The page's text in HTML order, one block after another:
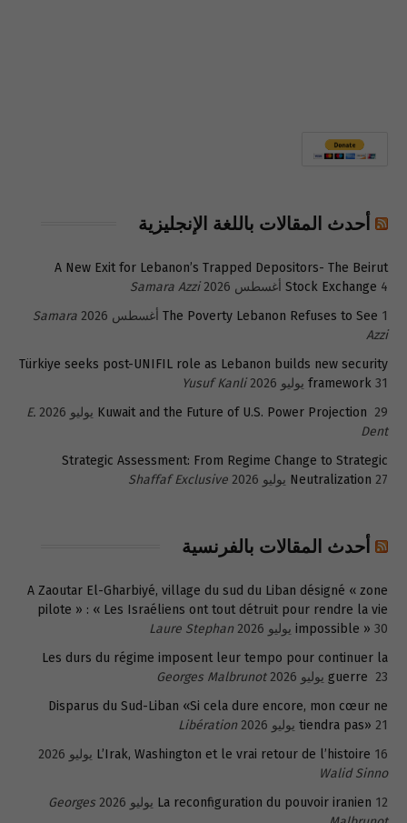
أحدث المقالات باللغة الإنجليزية
A New Exit for Lebanon’s Trapped Depositors- The Beirut
Stock Exchange 4 أغسطس 2026
Samara Azzi
The Poverty Lebanon Refuses to See 1 أغسطس 2026
Samara
Azzi
Türkiye seeks post-UNIFIL role as Lebanon builds new security
framework 31 يوليو 2026
Yusuf Kanli
Kuwait and the Future of U.S. Power Projection 29 يوليو 2026
E.
Dent
Strategic Assessment: From Regime Change to Strategic
Neutralization 27 يوليو 2026 Shaffaf Exclusive
أحدث المقالات بالفرنسية
A Zaoutar El-Gharbiyé, village du sud du Liban désigné « zone
pilote » : « Les Israéliens ont tout détruit pour rendre la vie
impossible » 30 يوليو 2026
Laure Stephan
Les durs du régime imposent leur tempo pour continuer la
guerre 23 يوليو 2026
Georges Malbrunot
Disparus du Sud-Liban «Si cela dure encore, mon cœur ne
tiendra pas» 21 يوليو 2026
Libération
L’Irak, Washington et le vrai retour de l’histoire 16 يوليو 2026
Walid Sinno
La reconfiguration du pouvoir iranien 12 يوليو 2026
Georges